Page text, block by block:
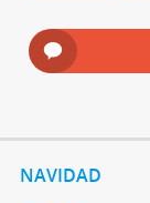
NAVIDAD